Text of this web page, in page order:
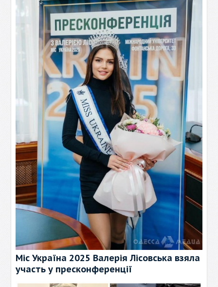
Міс Україна 2025 Валерія Лісовська взяла
участь у пресконференції